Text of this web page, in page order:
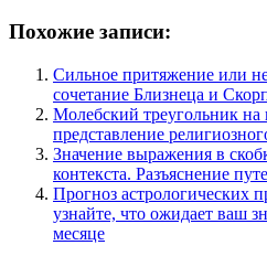
Похожие записи:
Сильное притяжение или
сочетание Близнеца и
Молебский треугольник
представление
Значение выражения в
контекста. Разъяснение
Прогноз астрологических
узнайте, что ожидает ваш
месяце